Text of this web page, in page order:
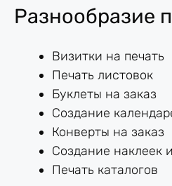
Разнообразие
Визитки на печать
Печать листовок
Буклеты на заказ
Создание
Конверты на заказ
Создание наклеек
Печать каталогов